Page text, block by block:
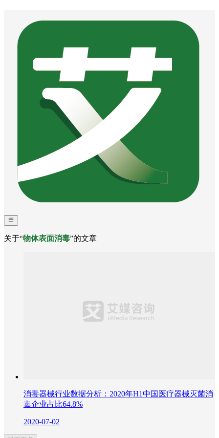
关于“物体表面消毒”的文章
消毒器械行业数据分析：2020年H1中国医疗器械灭菌消
毒企业占比64.8%
2020-07-02